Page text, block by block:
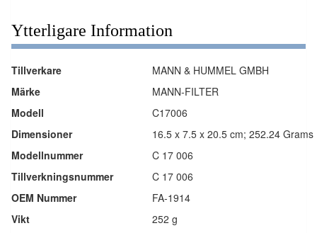
Ytterligare Information
Tillverkare
‎MANN & HUMMEL GMBH
Märke
‎MANN-FILTER
Modell
‎C17006
Dimensioner
‎16.5 x 7.5 x 20.5 cm; 252.24 Grams
Modellnummer
‎C 17 006
Tillverkningsnummer
‎C 17 006
OEM Nummer
FA-1914
Vikt
‎252 g